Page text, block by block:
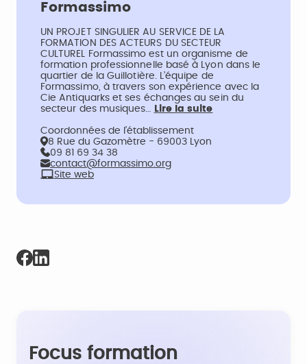
Formassimo
UN PROJET SINGULIER AU SERVICE DE LA
FORMATION DES ACTEURS DU SECTEUR
CULTUREL Formassimo est un organisme de
formation professionnelle basé à Lyon dans le
quartier de la Guillotière. L’équipe de
Formassimo, à travers son expérience avec la
Cie Antiquarks et ses échanges au sein du
secteur des musiques… Lire la suite
Coordonnées de l’établissement
8 Rue du Gazomètre - 69003 Lyon
09 81 69 34 38
contact@formassimo.org
Site web
Focus formation